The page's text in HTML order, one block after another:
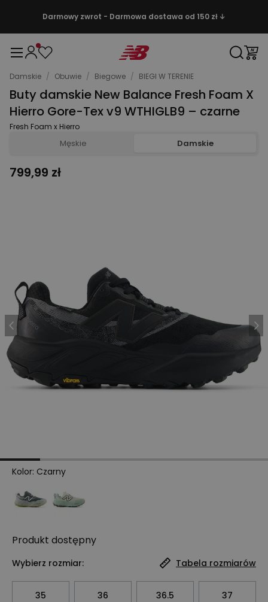
Darmowy zwrot - Darmowa dostawa od 150 zł ↓
Damskie / Obuwie / Biegowe / BIEGI W TERENIE
Buty damskie New Balance Fresh Foam X
Hierro Gore-Tex v9 WTHIGLB9 – czarne
Fresh Foam x Hierro
Męskie Damskie
799,99 zł
Kolor: Czarny
Produkt dostępny
Wybierz rozmiar: Tabela rozmiarów
35 36 36.5 37